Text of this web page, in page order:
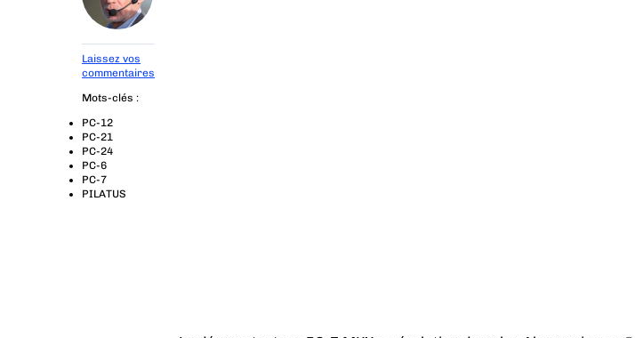
Laissez vos
commentaires
Mots-clés :
PC-12
PC-21
PC-24
PC-6
PC-7
PILATUS